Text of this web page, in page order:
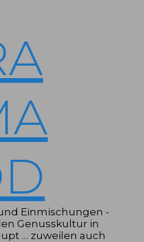
Einmischungen -
Genusskultur in
… zuweilen auch